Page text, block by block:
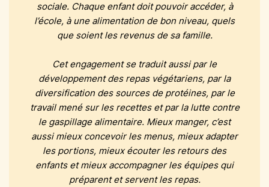
sociale. Chaque enfant doit pouvoir accéder, à
l’école, à une alimentation de bon niveau, quels
que soient les revenus de sa famille.
Cet engagement se traduit aussi par le
développement des repas végétariens, par la
diversification des sources de protéines, par le
travail mené sur les recettes et par la lutte contre
le gaspillage alimentaire. Mieux manger, c’est
aussi mieux concevoir les menus, mieux adapter
les portions, mieux écouter les retours des
enfants et mieux accompagner les équipes qui
préparent et servent les repas.